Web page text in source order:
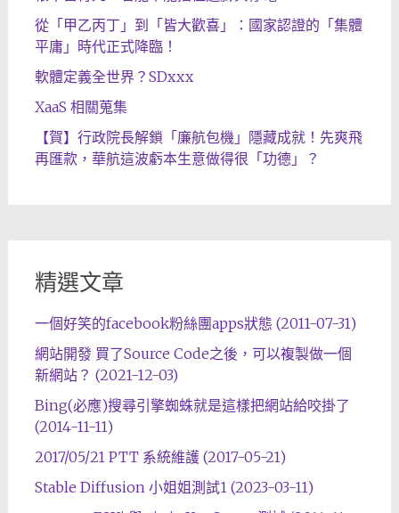
從「甲乙丙丁」到「皆大歡喜」：國家認證的「集體
平庸」時代正式降臨！
軟體定義全世界？SDxxx
XaaS 相關蒐集
【賀】行政院長解鎖「廉航包機」隱藏成就！先爽飛
再匯款，華航這波虧本生意做得很「功德」？
精選文章
一個好笑的facebook粉絲團apps狀態 (2011-07-31)
網站開發 買了Source Code之後，可以複製做一個
新網站？ (2021-12-03)
Bing(必應)搜尋引擎蜘蛛就是這樣把網站給咬掛了
(2014-11-11)
2017/05/21 PTT 系統維護 (2017-05-21)
Stable Diffusion 小姐姐測試1 (2023-03-11)